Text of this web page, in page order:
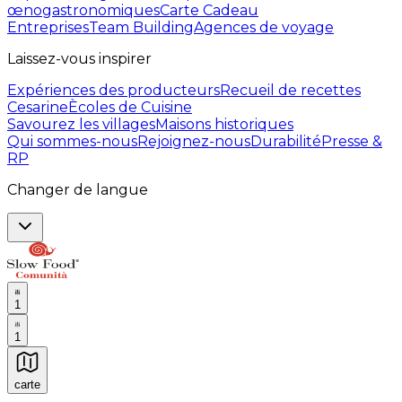
œnogastronomiquesCarte Cadeau
EntreprisesTeam BuildingAgences de voyage
Laissez-vous inspirer
Expériences des producteursRecueil de recettes
CesarineÈcoles de Cuisine
Savourez les villagesMaisons historiques
Qui sommes-nousRejoignez-nousDurabilitéPresse &
RP
Changer de langue
1
1
carte